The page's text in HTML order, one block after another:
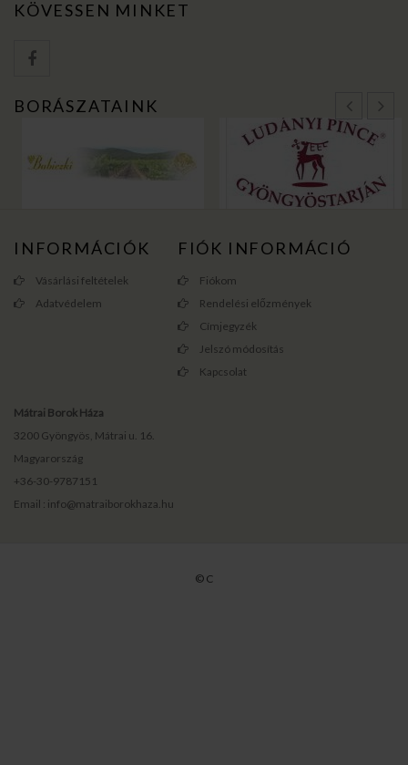
KÖVESSEN MINKET
BORÁSZATAINK
INFORMÁCIÓK
Vásárlási feltételek
Adatvédelem
FIÓK INFORMÁCIÓ
Fiókom
Rendelési előzmények
Címjegyzék
Jelszó módosítás
Kapcsolat
Mátrai Borok Háza
3200 Gyöngyös, Mátrai u. 16.
Magyarország
+36-30-9787151
Email : info@matraiborokhaza.hu
© C